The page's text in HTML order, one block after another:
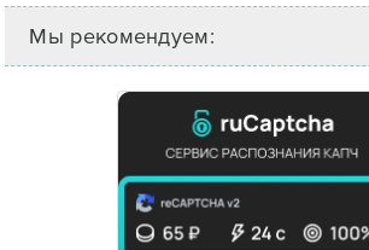
Мы рекомендуем: